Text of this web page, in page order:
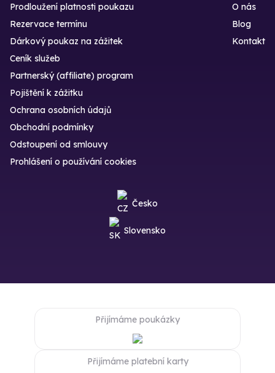
Prodloužení platnosti poukazu
Rezervace termínu
Dárkový poukaz na zážitek
O nás
Blog
Kontakt
Ceník služeb
Partnerský (affiliate) program
Pojištění k zážitku
Ochrana osobních údajů
Obchodní podmínky
Odstoupení od smlouvy
Prohlášení o používání cookies
Česko
Slovensko
Přijímáme poukázky
Přijímáme platební karty